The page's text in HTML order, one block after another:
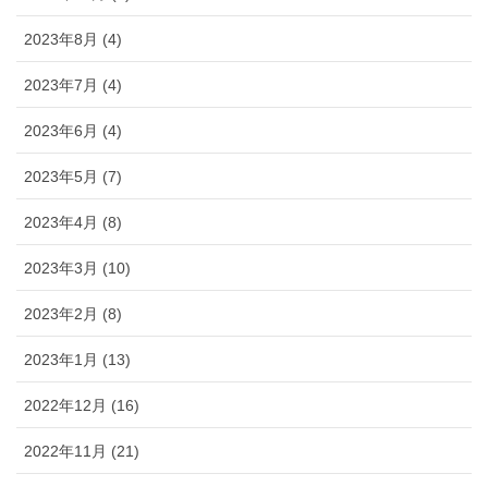
2023年8月 (4)
2023年7月 (4)
2023年6月 (4)
2023年5月 (7)
2023年4月 (8)
2023年3月 (10)
2023年2月 (8)
2023年1月 (13)
2022年12月 (16)
2022年11月 (21)